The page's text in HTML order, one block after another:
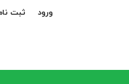
ورود ثبت